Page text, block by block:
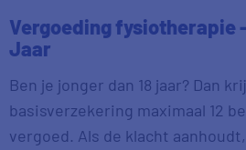
Vergoeding fysiotherapie
Jaar
Ben je jonger dan 18 jaar? Dan
basisverzekering maximaal 12
vergoed. Als de klacht